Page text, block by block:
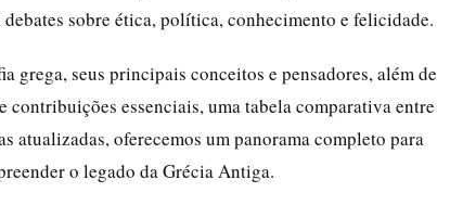
sobre ética, política, conhecimento e felicidade.
seus principais conceitos e pensadores, além de
essenciais, uma tabela comparativa entre
atualizadas, oferecemos um panorama completo para
o legado da Grécia Antiga.